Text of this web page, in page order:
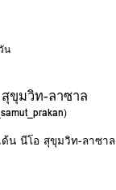
น
ขุมวิท-ลาซาล
)
น นีโอ สุขุมวิท-ลาซาล